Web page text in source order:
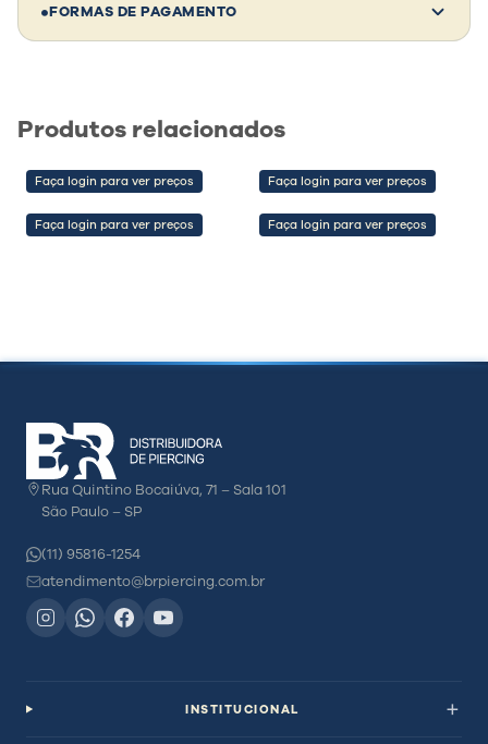
Comprando 10 unidades deste modelo:
Lucro estimado:—
💡 Dica de parceiro
Clientes não compram só pelo preço —
•FORMAS DE PAGAMENTO
Produtos relacionados
Faça login para ver preços Faça login para ver preços
Faça login para ver preços Faça login para ver preços
Rua Quintino Bocaiúva, 71 – Sala 101
São Paulo – SP
(11) 95816-1254
atendimento@brpiercing.com.br
INSTITUCIONAL